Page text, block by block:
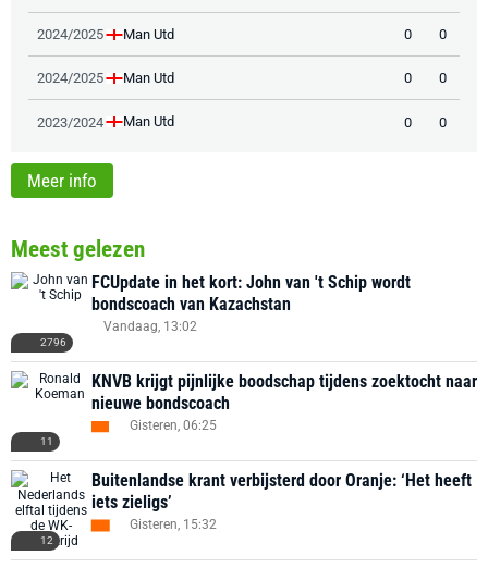
2024/2025 Man Utd 0 0
2024/2025 Man Utd 0 0
2023/2024 Man Utd 0 0
Meer info
Meest gelezen
2796
FCUpdate in het kort: John van 't Schip wordt
bondscoach van Kazachstan
Vandaag, 13:02
11
KNVB krijgt pijnlijke boodschap tijdens zoektocht naar
nieuwe bondscoach
Gisteren, 06:25
12
Buitenlandse krant verbijsterd door Oranje: ‘Het heeft
iets zieligs’
Gisteren, 15:32